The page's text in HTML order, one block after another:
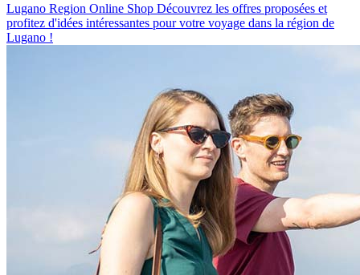
Lugano Region Online Shop Découvrez les offres proposées et
profitez d'idées intéressantes pour votre voyage dans la région de
Lugano !